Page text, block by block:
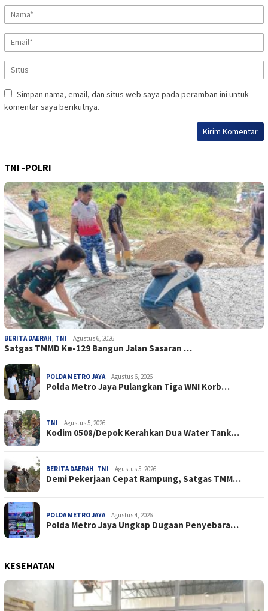
Simpan nama, email, dan situs web saya pada peramban ini untuk
komentar saya berikutnya.
TNI -POLRI
BERITA DAERAH, TNI Agustus 6, 2026
Satgas TMMD Ke-129 Bangun Jalan Sasaran …
POLDA METRO JAYA Agustus 6, 2026
Polda Metro Jaya Pulangkan Tiga WNI Korb…
TNI Agustus 5, 2026
Kodim 0508/Depok Kerahkan Dua Water Tank…
BERITA DAERAH, TNI Agustus 5, 2026
Demi Pekerjaan Cepat Rampung, Satgas TMM…
POLDA METRO JAYA Agustus 4, 2026
Polda Metro Jaya Ungkap Dugaan Penyebara…
KESEHATAN